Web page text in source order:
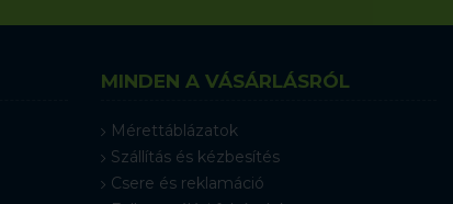
MINDEN A VÁSÁRLÁSRÓL
Mérettáblázatok
Szállítás és kézbesítés
Csere és reklamáció